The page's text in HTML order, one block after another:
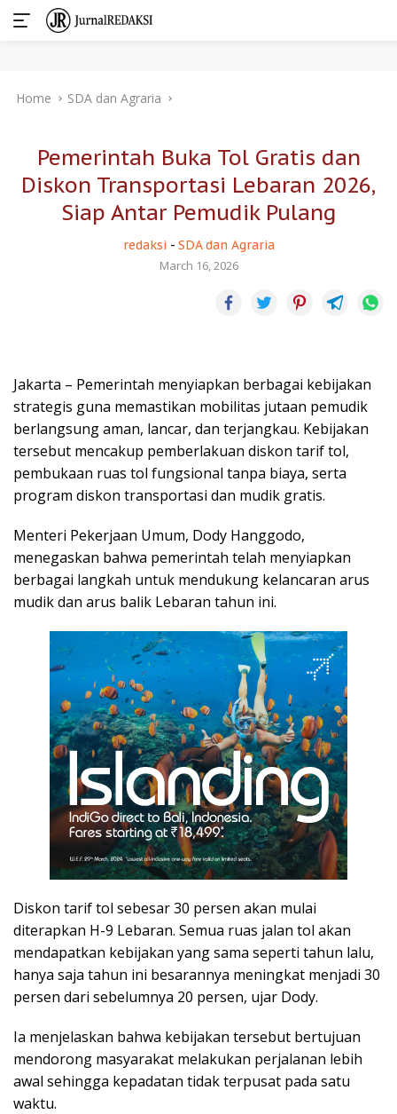
Home SDA dan Agraria
Pemerintah Buka Tol Gratis dan
Diskon Transportasi Lebaran 2026,
Siap Antar Pemudik Pulang
redaksi - SDA dan Agraria
March 16, 2026
Jakarta – Pemerintah menyiapkan berbagai kebijakan
strategis guna memastikan mobilitas jutaan pemudik
berlangsung aman, lancar, dan terjangkau. Kebijakan
tersebut mencakup pemberlakuan diskon tarif tol,
pembukaan ruas tol fungsional tanpa biaya, serta
program diskon transportasi dan mudik gratis.
Menteri Pekerjaan Umum, Dody Hanggodo,
menegaskan bahwa pemerintah telah menyiapkan
berbagai langkah untuk mendukung kelancaran arus
mudik dan arus balik Lebaran tahun ini.
Diskon tarif tol sebesar 30 persen akan mulai
diterapkan H-9 Lebaran. Semua ruas jalan tol akan
mendapatkan kebijakan yang sama seperti tahun lalu,
hanya saja tahun ini besarannya meningkat menjadi 30
persen dari sebelumnya 20 persen, ujar Dody.
Ia menjelaskan bahwa kebijakan tersebut bertujuan
mendorong masyarakat melakukan perjalanan lebih
awal sehingga kepadatan tidak terpusat pada satu
waktu.